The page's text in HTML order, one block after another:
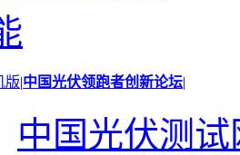
版|中国光伏领跑者创新论坛|
中国光伏测试